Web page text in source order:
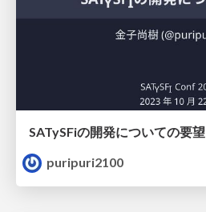
SATySFiの開発についての要望
puripuri2100